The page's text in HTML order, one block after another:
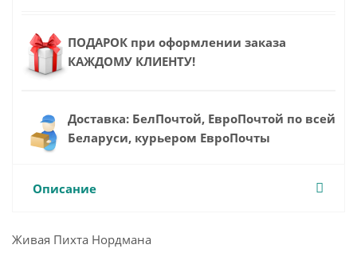
ПОДАРОК при оформлении заказа
КАЖДОМУ КЛИЕНТУ!
Доставка: БелПочтой, ЕвроПочтой по всей
Беларуси, курьером ЕвроПочты
Описание
Живая Пихта Нордмана